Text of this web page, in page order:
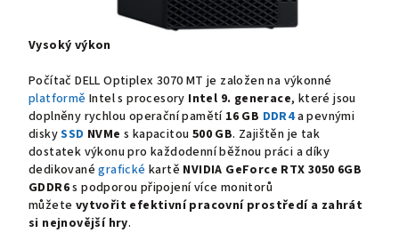
Vysoký výkon
Počítač DELL Optiplex 3070 MT je založen na výkonné
platformě Intel s procesory Intel 9. generace, které jsou
doplněny rychlou operační pamětí 16 GB DDR4a pevnými
diskySSD NVMes kapacitou 500 GB. Zajištěn je tak
dostatek výkonu pro každodenní běžnou práci a díky
dedikovanégrafické kartě NVIDIA GeForce RTX 3050 6GB
GDDR6s podporou připojení více monitorů
můžete vytvořit efektivní pracovní prostředí a zahrát
si nejnovější hry.